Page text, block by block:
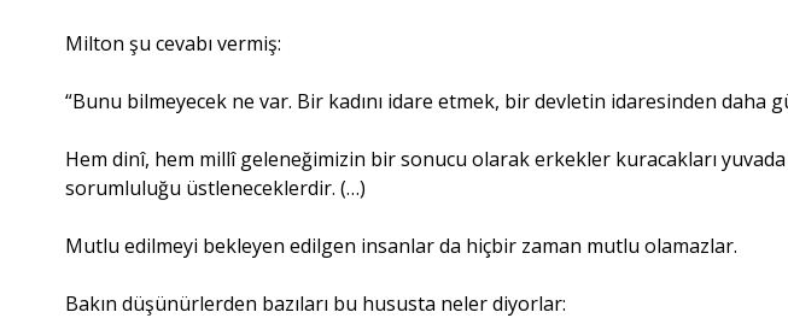
Milton şu cevabı vermiş:
“Bunu bilmeyecek ne var. Bir kadını idare etmek, bir devletin idaresinden daha
Hem dinî, hem millî geleneğimizin bir sonucu olarak erkekler kuracakları
sorumluluğu üstleneceklerdir. (…)
Mutlu edilmeyi bekleyen edilgen insanlar da hiçbir zaman mutlu olamazlar.
Bakın düşünürlerden bazıları bu hususta neler diyorlar: